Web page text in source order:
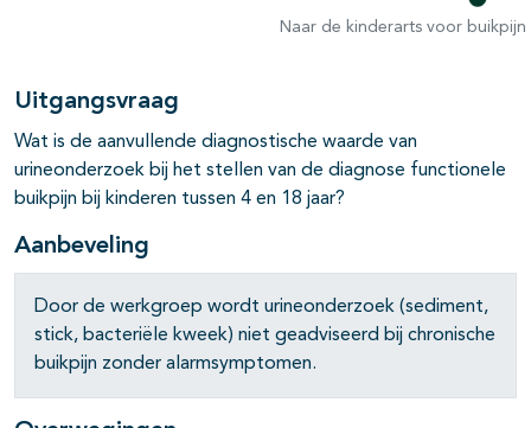
open- en dichtklappenNaar de kinderarts voor
Uitgangsvraag
Wat is de aanvullende diagnostische waarde van
urineonderzoek bij het stellen van de diagnose functionele
buikpijn bij kinderen tussen 4 en 18 jaar?
Aanbeveling
Door de werkgroep wordt urineonderzoek (sediment,
stick, bacteriële kweek) niet geadviseerd bij chronische
buikpijn zonder alarmsymptomen.